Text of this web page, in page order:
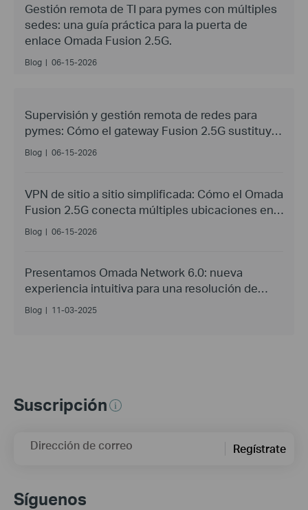
Gestión remota de TI para pymes con múltiples
sedes: una guía práctica para la puerta de
enlace Omada Fusion 2.5G.
Blog | 06-15-2026
Supervisión y gestión remota de redes para
pymes: Cómo el gateway Fusion 2.5G sustituye
las visitas presenciales.
Blog | 06-15-2026
VPN de sitio a sitio simplificada: Cómo el Omada
Fusion 2.5G conecta múltiples ubicaciones en
minutos
Blog | 06-15-2026
Presentamos Omada Network 6.0: nueva
experiencia intuitiva para una resolución de
problemas más rápida y un funcionamiento y
mantenimiento precisos
Blog | 11-03-2025
Suscripción
Dirección de correo Regístrate
Síguenos